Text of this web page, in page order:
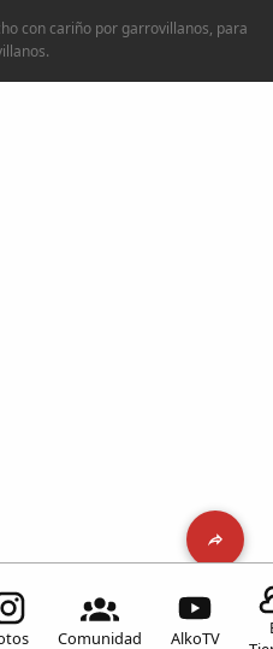
Comunidad AlkoTV
con cariño por garrovillanos, para